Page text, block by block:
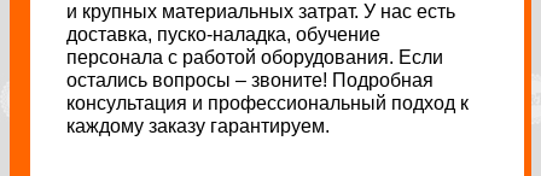
и крупных материальных затрат. У нас есть
доставка, пуско-наладка, обучение
персонала с работой оборудования. Если
остались вопросы – звоните! Подробная
консультация и профессиональный подход к
каждому заказу гарантируем.